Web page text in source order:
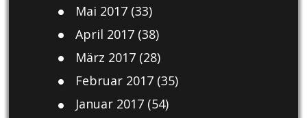
Mai 2017(33)
April 2017(38)
März 2017(28)
Februar 2017(35)
Januar 2017(54)